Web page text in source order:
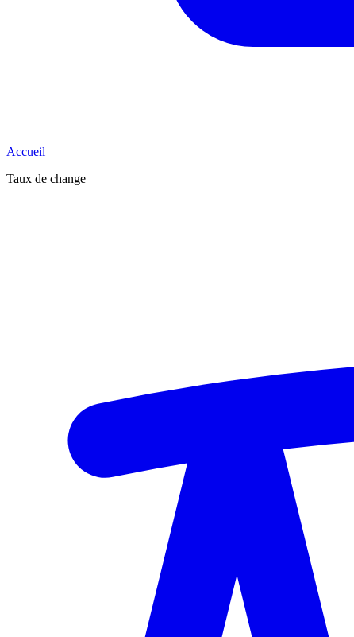
Accueil
Taux de change